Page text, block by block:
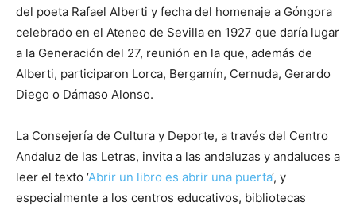
del poeta Rafael Alberti y fecha del homenaje a Góngora
celebrado en el Ateneo de Sevilla en 1927 que daría lugar
a la Generación del 27, reunión en la que, además de
Alberti, participaron Lorca, Bergamín, Cernuda, Gerardo
Diego o Dámaso Alonso.
La Consejería de Cultura y Deporte, a través del Centro
Andaluz de las Letras, invita a las andaluzas y andaluces a
leer el texto ‘Abrir un libro es abrir una puerta‘, y
especialmente a los centros educativos, bibliotecas